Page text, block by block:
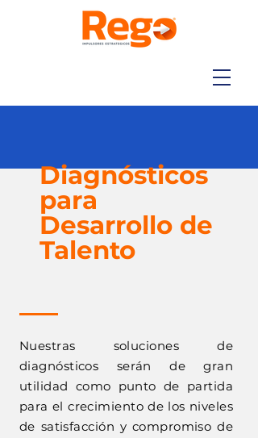
Diagnósticos
para
Desarrollo de
Talento
Nuestras soluciones de
diagnósticos serán de gran
utilidad como punto de partida
para el crecimiento de los niveles
de satisfacción y compromiso de